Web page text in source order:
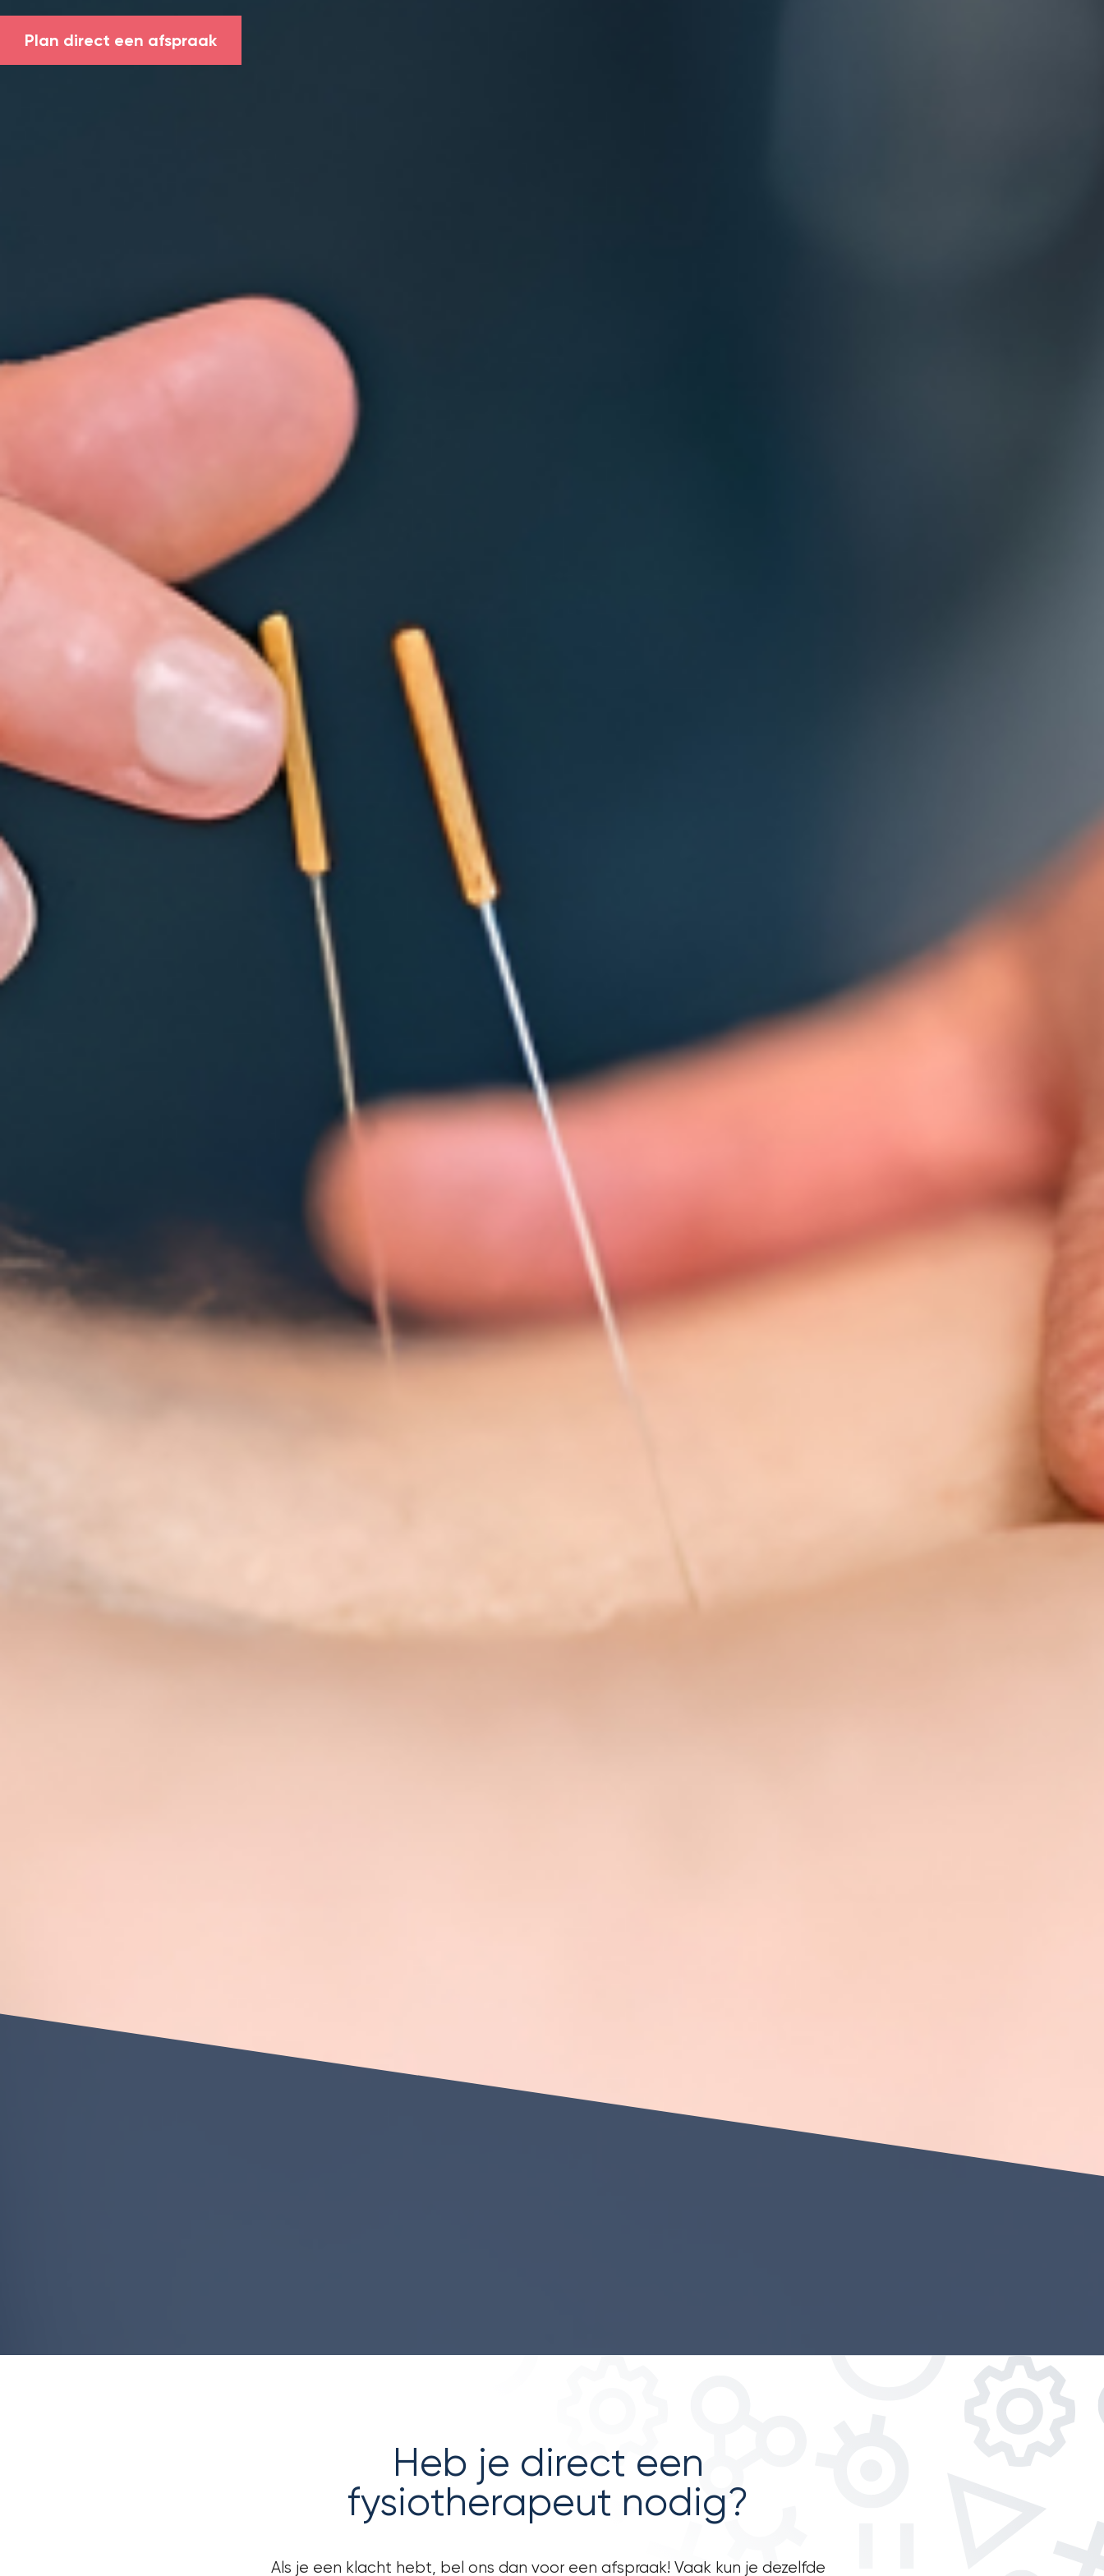
Plan direct een afspraak
Heb je direct een
fysiotherapeut nodig?
Als je een klacht hebt, bel ons dan voor een afspraak! Vaak kun je dezelfde